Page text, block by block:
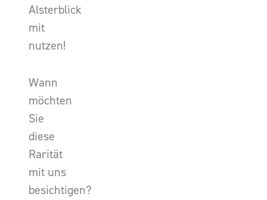
Alsterblick
mit
nutzen!
Wann
möchten
Sie
diese
Rarität
mit uns
besichtigen?